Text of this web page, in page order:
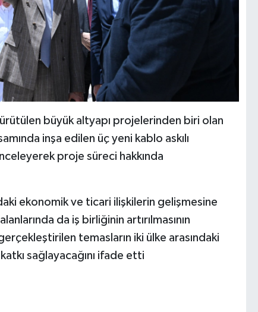
büyük altyapı projelerinden biri olan
inşa edilen üç yeni kablo askılı
proje süreci hakkında
ekonomik ve ticari ilişkilerin gelişmesine
da iş birliğinin artırılmasının
temasların iki ülke arasındaki
sağlayacağını ifade etti